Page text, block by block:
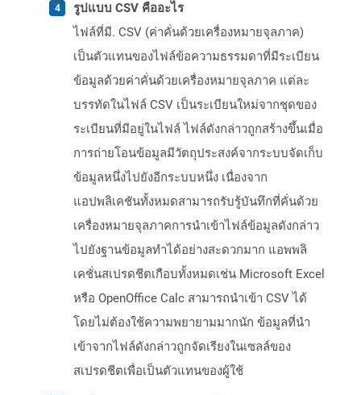
รูปแบบ CSV คืออะไร
ไฟล์ที่มี. CSV (ค่าคั่นด้วยเครื่องหมายจุลภาค)
เป็นตัวแทนของไฟล์ข้อความธรรมดาที่มีระเบียน
ข้อมูลด้วยค่าคั่นด้วยเครื่องหมายจุลภาค แต่ละ
บรรทัดในไฟล์ CSV เป็นระเบียนใหม่จากชุดของ
ระเบียนที่มีอยู่ในไฟล์ ไฟล์ดังกล่าวถูกสร้างขึ้นเมื่อ
การถ่ายโอนข้อมูลมีวัตถุประสงค์จากระบบจัดเก็บ
ข้อมูลหนึ่งไปยังอีกระบบหนึ่ง เนื่องจาก
แอปพลิเคชันทั้งหมดสามารถรับรู้บันทึกที่คั่นด้วย
เครื่องหมายจุลภาคการนำเข้าไฟล์ข้อมูลดังกล่าว
ไปยังฐานข้อมูลทำได้อย่างสะดวกมาก แอพพลิ
เคชั่นสเปรดชีตเกือบทั้งหมดเช่น Microsoft Excel
หรือ OpenOffice Calc สามารถนำเข้า CSV ได้
โดยไม่ต้องใช้ความพยายามมากนัก ข้อมูลที่นำ
เข้าจากไฟล์ดังกล่าวถูกจัดเรียงในเซลล์ของ
สเปรดชีตเพื่อเป็นตัวแทนของผู้ใช้